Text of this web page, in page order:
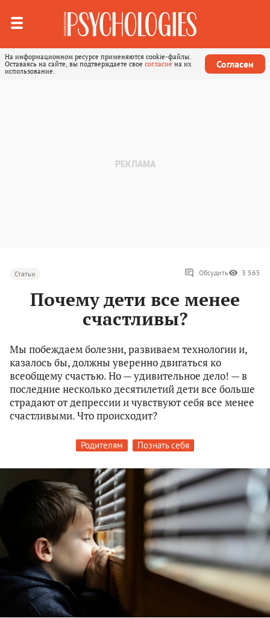
На информационном ресурсе применяются cookie-файлы.
Оставаясь на сайте, вы подтверждаете свое согласие на их
использование.
Согласен
Статьи Обсудить 3 565
Почему дети все менее
счастливы?
Мы побеждаем болезни, развиваем технологии и,
казалось бы, должны уверенно двигаться ко
всеобщему счастью. Но — удивительное дело! — в
последние несколько десятилетий дети все больше
страдают от депрессии и чувствуют себя все менее
счастливыми. Что происходит?
Родителям Познать себя